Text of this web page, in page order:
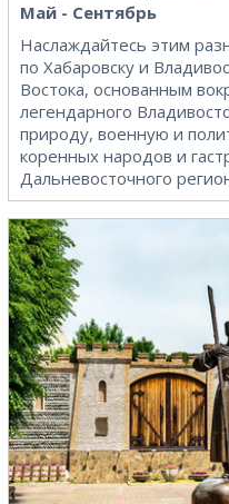
Май - Сентябрь
Наслаждайтесь этим
по Хабаровску и
Востока, основанным
легендарного
природу, военную и
коренных народов и
Дальневосточного